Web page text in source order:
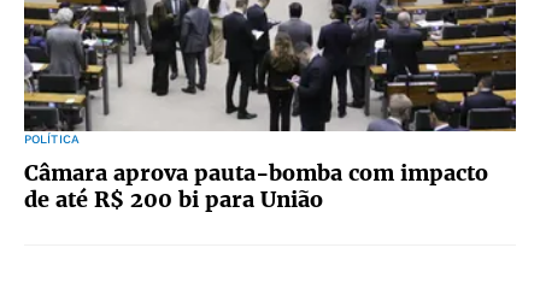
POLÍTICA
Câmara aprova pauta-bomba com impacto
de até R$ 200 bi para União